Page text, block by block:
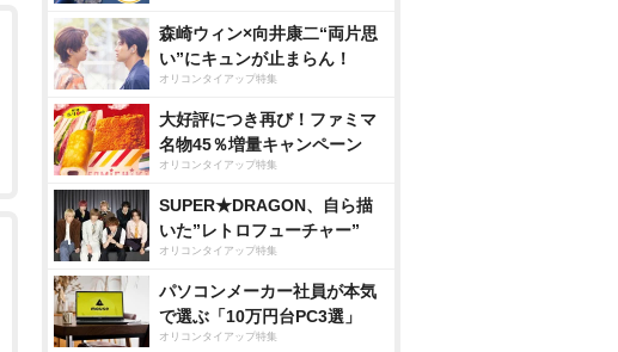
森崎ウィン×向井康二“両片思
い”にキュンが止まらん！
オリコンタイアップ特集
大好評につき再び！ファミマ
名物45％増量キャンペーン
オリコンタイアップ特集
SUPER★DRAGON、自ら描
いた”レトロフューチャー”
オリコンタイアップ特集
パソコンメーカー社員が本気
で選ぶ「10万円台PC3選」
オリコンタイアップ特集